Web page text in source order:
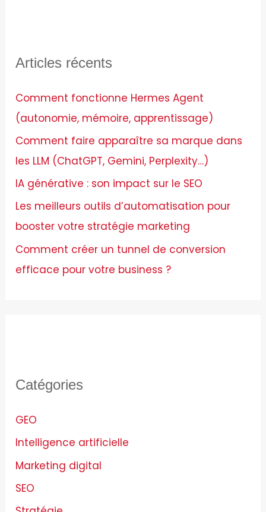
c
e
r
:
Articles récents
Comment fonctionne Hermes Agent
(autonomie, mémoire, apprentissage)
Comment faire apparaître sa marque dans
les LLM (ChatGPT, Gemini, Perplexity…)
IA générative : son impact sur le SEO
Les meilleurs outils d’automatisation pour
booster votre stratégie marketing
Comment créer un tunnel de conversion
efficace pour votre business ?
Catégories
GEO
Intelligence artificielle
Marketing digital
SEO